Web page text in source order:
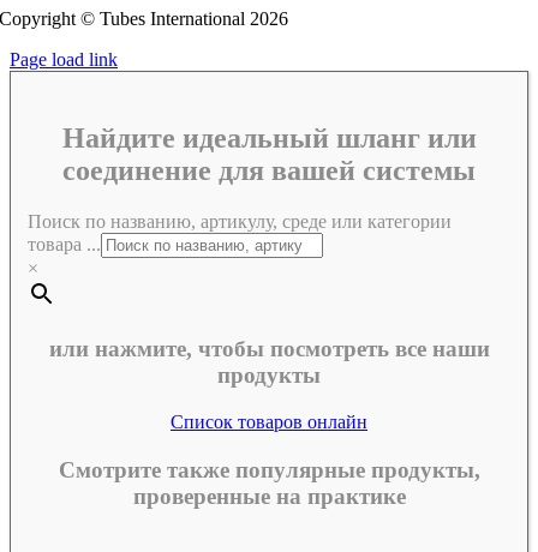
Copyright © Tubes International 2026
Page load link
Найдите идеальный шланг или
соединение для вашей системы
Поиск по названию, артикулу, среде или категории
товара ...
×
или нажмите, чтобы посмотреть все наши
продукты
Список товаров онлайн
Смотрите также популярные продукты,
проверенные на практике